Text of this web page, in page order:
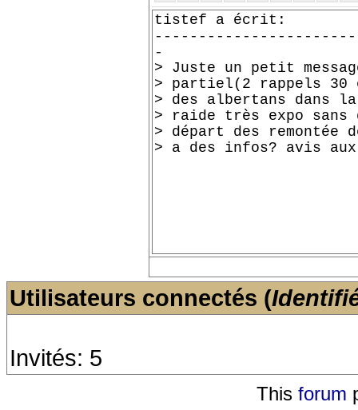
Utilisateurs connectés (
Invités: 5
This forum